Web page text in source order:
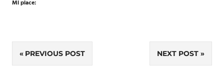
Mi piace:
Navigazione
PREVIOUS POST NEXT POST